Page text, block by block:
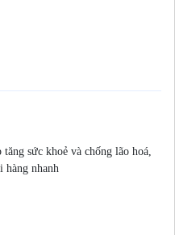
sức khoẻ và chống lão hoá,
nhanh